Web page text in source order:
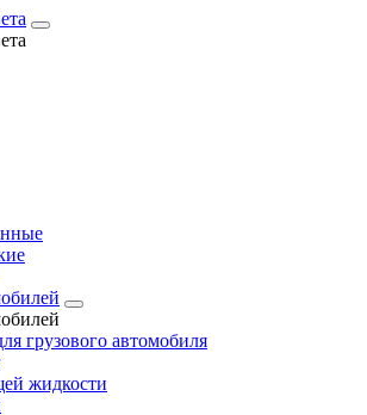
грузового автомобиля
жидкости